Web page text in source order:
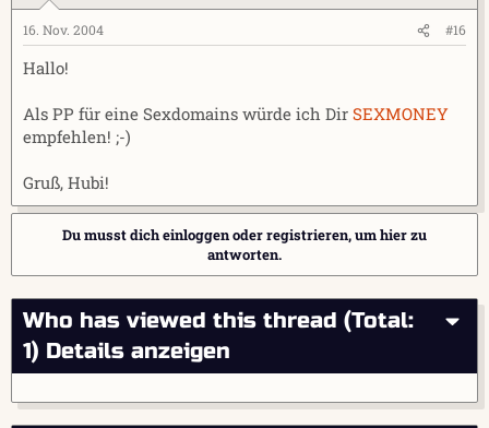
16. Nov. 2004 #16
Hallo!
Als PP für eine Sexdomains würde ich Dir SEXMONEY
empfehlen! ;-)
Gruß, Hubi!
Du musst dich einloggen oder registrieren, um hier zu
antworten.
Who has viewed this thread (Total:
1) Details anzeigen